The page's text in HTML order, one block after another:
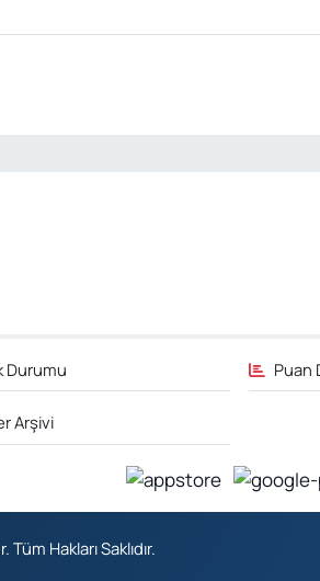
Durumu Puan
Arşivi
Hakları Saklıdır.